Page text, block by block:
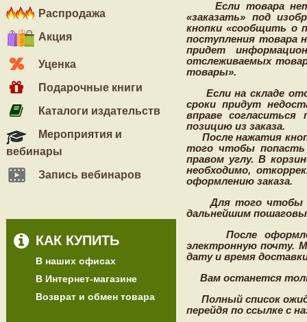
Распродажа
Акция
Уценка
Подарочные книги
Каталоги издательств
Мероприятия и
вебинары
Запись вебинаров
КАК КУПИТЬ
В наших офисах
В Интернет-магазине
Возврат и обмен товара
Если товара нет в
«заказать» под
кнопки «сообщить о
поступления товара
придет
отслеживаемых
товары».
Если на складе
сроки придут
вправе
позицию из заказа.
После нажатия
того чтобы попасть
правом углу. В
необходимо,
оформлению заказа.
Для того чтобы
дальнейшим
После
электронную почту.
дату и время
Вам останется
Полный список
перейдя по ссылке с